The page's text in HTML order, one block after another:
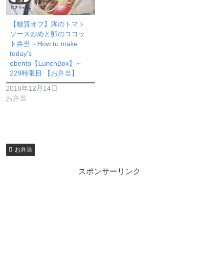
【糖質オフ】豚のトマト
ソース炒めと卵のココッ
ト弁当～How to make
today’s
obento【LunchBox】～
229時限目 【お弁当】
2018年12月14日
お弁当
お弁当
スポンサーリンク